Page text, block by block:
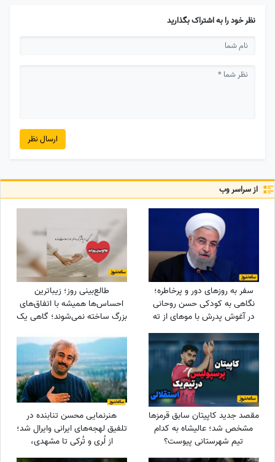
نظر خود را به اشتراک بگذارید
ارسال نظر
از سراسر وب
سفر به روزهای دور و پرخاطره؛
نگاهی به کودکی حسن روحانی
در آغوش پدرش با موهای از ته
تراشیده شده+عکس
طالع‌بینی روز؛ زیباترین
احساس‌ها همیشه با اتفاق‌های
بزرگ ساخته نمی‌شوند؛ گاهی یک
یک روز معمولی را به خاطره‌ای
مرداد 1405
مقصد جدید کاپیتان سابق قرمزها
مشخص شد؛ عالیشاه به کدام
تیم شهرستانی پیوست؟
هنرنمایی محسن تنابنده در
تلفیق لهجه‌های ایرانی وایرال شد؛
از لُری و تُرکی تا مشهدی،
مازندرانی و فارسی دری + ویدئو